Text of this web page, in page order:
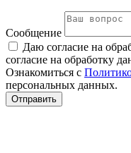
Сообщение
Даю согласие на
согласие на обработку
Ознакомиться с
персональных данных.